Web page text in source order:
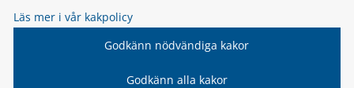
Läs mer i vår kakpolicy
Godkänn nödvändiga kakor
Godkänn alla kakor